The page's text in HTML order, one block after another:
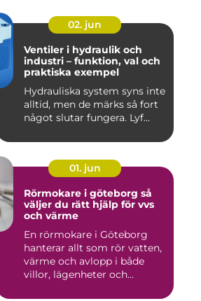
02. jun
Ventiler i hydraulik och
industri – funktion, val och
praktiska exempel
Hydrauliska system syns inte
alltid, men de märks så fort
något slutar fungera. Lyf...
01. jun
Rörmokare i göteborg så
väljer du rätt hjälp för vvs
och värme
En rörmokare i Göteborg
hanterar allt som rör vatten,
värme och avlopp i både
villor, lägenheter och...